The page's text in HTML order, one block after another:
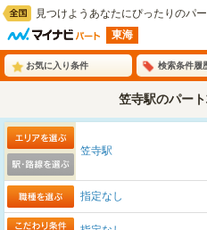
見つけようあなたにぴったりのパー
東海
お気に入り条件 検索条件履
笠寺駅のパー
笠寺駅
指定なし